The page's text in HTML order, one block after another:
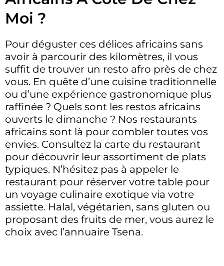
Moi ?
Pour déguster ces délices africains sans
avoir à parcourir des kilomètres, il vous
suffit de trouver un resto afro près de chez
vous. En quête d’une cuisine traditionnelle
ou d’une expérience gastronomique plus
raffinée ? Quels sont les restos africains
ouverts le dimanche ? Nos restaurants
africains sont là pour combler toutes vos
envies. Consultez la carte du restaurant
pour découvrir leur assortiment de plats
typiques. N’hésitez pas à appeler le
restaurant pour réserver votre table pour
un voyage culinaire exotique via votre
assiette. Halal, végétarien, sans gluten ou
proposant des fruits de mer, vous aurez le
choix avec l’annuaire Tsena.